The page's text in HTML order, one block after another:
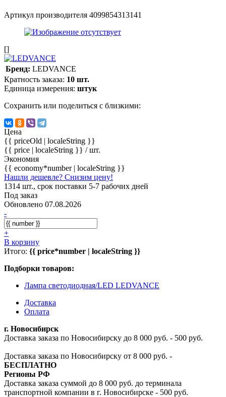
Артикул производителя 4099854313141
[]
Бренд: LEDVANCE
Кратность заказа: 10 шт.
Единица измерения: штук
Сохранить или поделиться с близкими:
Цена
{{ priceOld | localeString }}
{{ price | localeString }} / шт.
Экономия
{{ economy*number | localeString }}
Нашли дешевле? Снизим цену!
1314 шт., срок поставки 5-7 рабочих дней
Под заказ
Обновлено 07.08.2026
-
+
В корзину
Итого: {{ price*number | localeString }}
Подборки товаров:
Лампа светодиодная/LED LEDVANCE
Доставка
Оплата
г. Новосибирск
Доставка заказа по Новосибирску до 8 000 руб. - 500 руб.
Доставка заказа по Новосибирску от 8 000 руб. -
БЕСПЛАТНО
Регионы РФ
Доставка заказа суммой до 8 000 руб. до терминала
транспортной компании в г. Новосибирске - 500 руб.